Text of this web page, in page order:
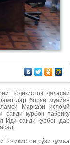
Тоҷикистон ҷаласаи
дар бораи муайян
Маркази исломӣ
саиди қурбон табрику
Иди саиди қурбон дар
Тоҷикистон рўзи ҷумъа